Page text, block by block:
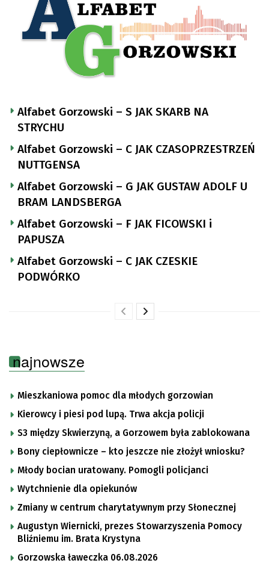
Alfabet Gorzowski – S JAK SKARB NA
STRYCHU
Alfabet Gorzowski – C JAK CZASOPRZESTRZEŃ
NUTTGENSA
Alfabet Gorzowski – G JAK GUSTAW ADOLF U
BRAM LANDSBERGA
Alfabet Gorzowski – F JAK FICOWSKI i
PAPUSZA
Alfabet Gorzowski – C JAK CZESKIE
PODWÓRKO
najnowsze
Mieszkaniowa pomoc dla młodych gorzowian
Kierowcy i piesi pod lupą. Trwa akcja policji
S3 między Skwierzyną, a Gorzowem była zablokowana
Bony ciepłownicze – kto jeszcze nie złożył wniosku?
Młody bocian uratowany. Pomogli policjanci
Wytchnienie dla opiekunów
Zmiany w centrum charytatywnym przy Słonecznej
Augustyn Wiernicki, prezes Stowarzyszenia Pomocy
Bliźniemu im. Brata Krystyna
Gorzowska ławeczka 06.08.2026